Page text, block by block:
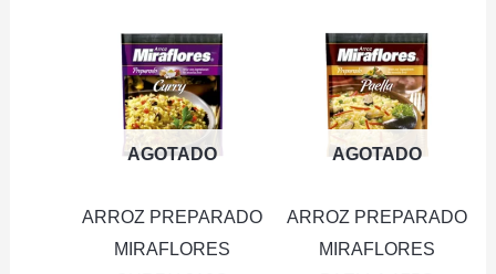
AGOTADO
ARROZ PREPARADO
MIRAFLORES
AGOTADO
ARROZ PREPARADO
MIRAFLORES